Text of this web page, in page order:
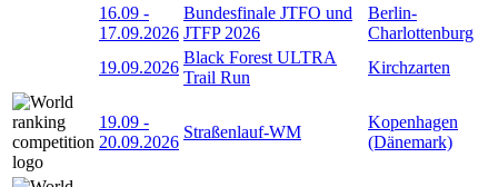
16.09 -
17.09.2026
Bundesfinale JTFO und
JTFP 2026
Berlin-
Charlottenburg
19.09.2026
Black Forest ULTRA
Trail Run
Kirchzarten
19.09 -
20.09.2026
Straßenlauf-WM
Kopenhagen
(Dänemark)